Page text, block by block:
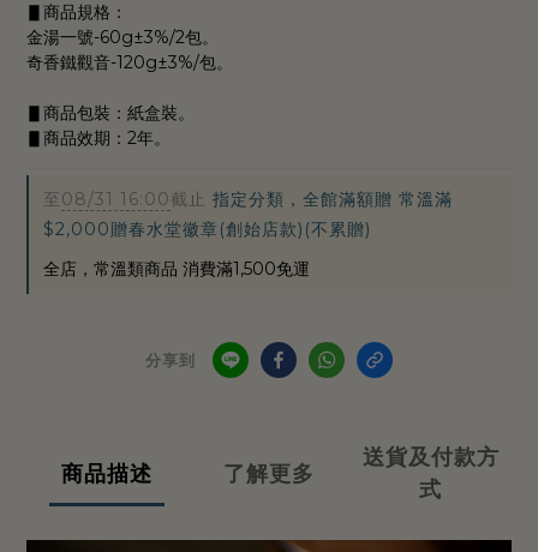
▋商品規格：
金湯一號-60g±3%/2包。
奇香鐵觀音-120g±3%/包。
▋商品包裝：紙盒裝。
▋商品效期：2年。
至08/31 16:00截止 指定分類，全館滿額贈 常溫滿
$2,000贈春水堂徽章(創始店款)(不累贈)
全店，常溫類商品 消費滿1,500免運
分享到
商品描述 了解更多
送貨及付款方
式